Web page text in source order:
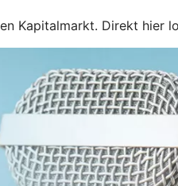
Kapitalmarkt. Direkt hier